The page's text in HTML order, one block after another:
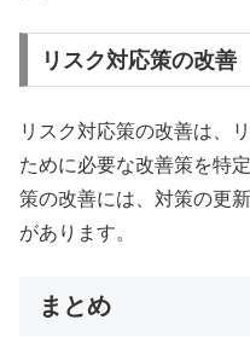
リスク対応策の改善
リスク対応策の改善は、
ために必要な改善策を特
策の改善には、対策の更
があります。
まとめ